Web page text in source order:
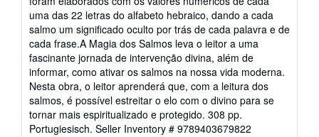
uma das 22 letras do alfabeto hebraico, dando a cada
salmo um significado oculto por trás de cada palavra e de
cada frase.A Magia dos Salmos leva o leitor a uma
fascinante jornada de intervenção divina, além de
informar, como ativar os salmos na nossa vida moderna.
Nesta obra, o leitor aprenderá que, com a leitura dos
salmos, é possível estreitar o elo com o divino para se
tornar mais espiritualizado e protegido. 308 pp.
Portugiesisch. Seller Inventory # 9789403679822